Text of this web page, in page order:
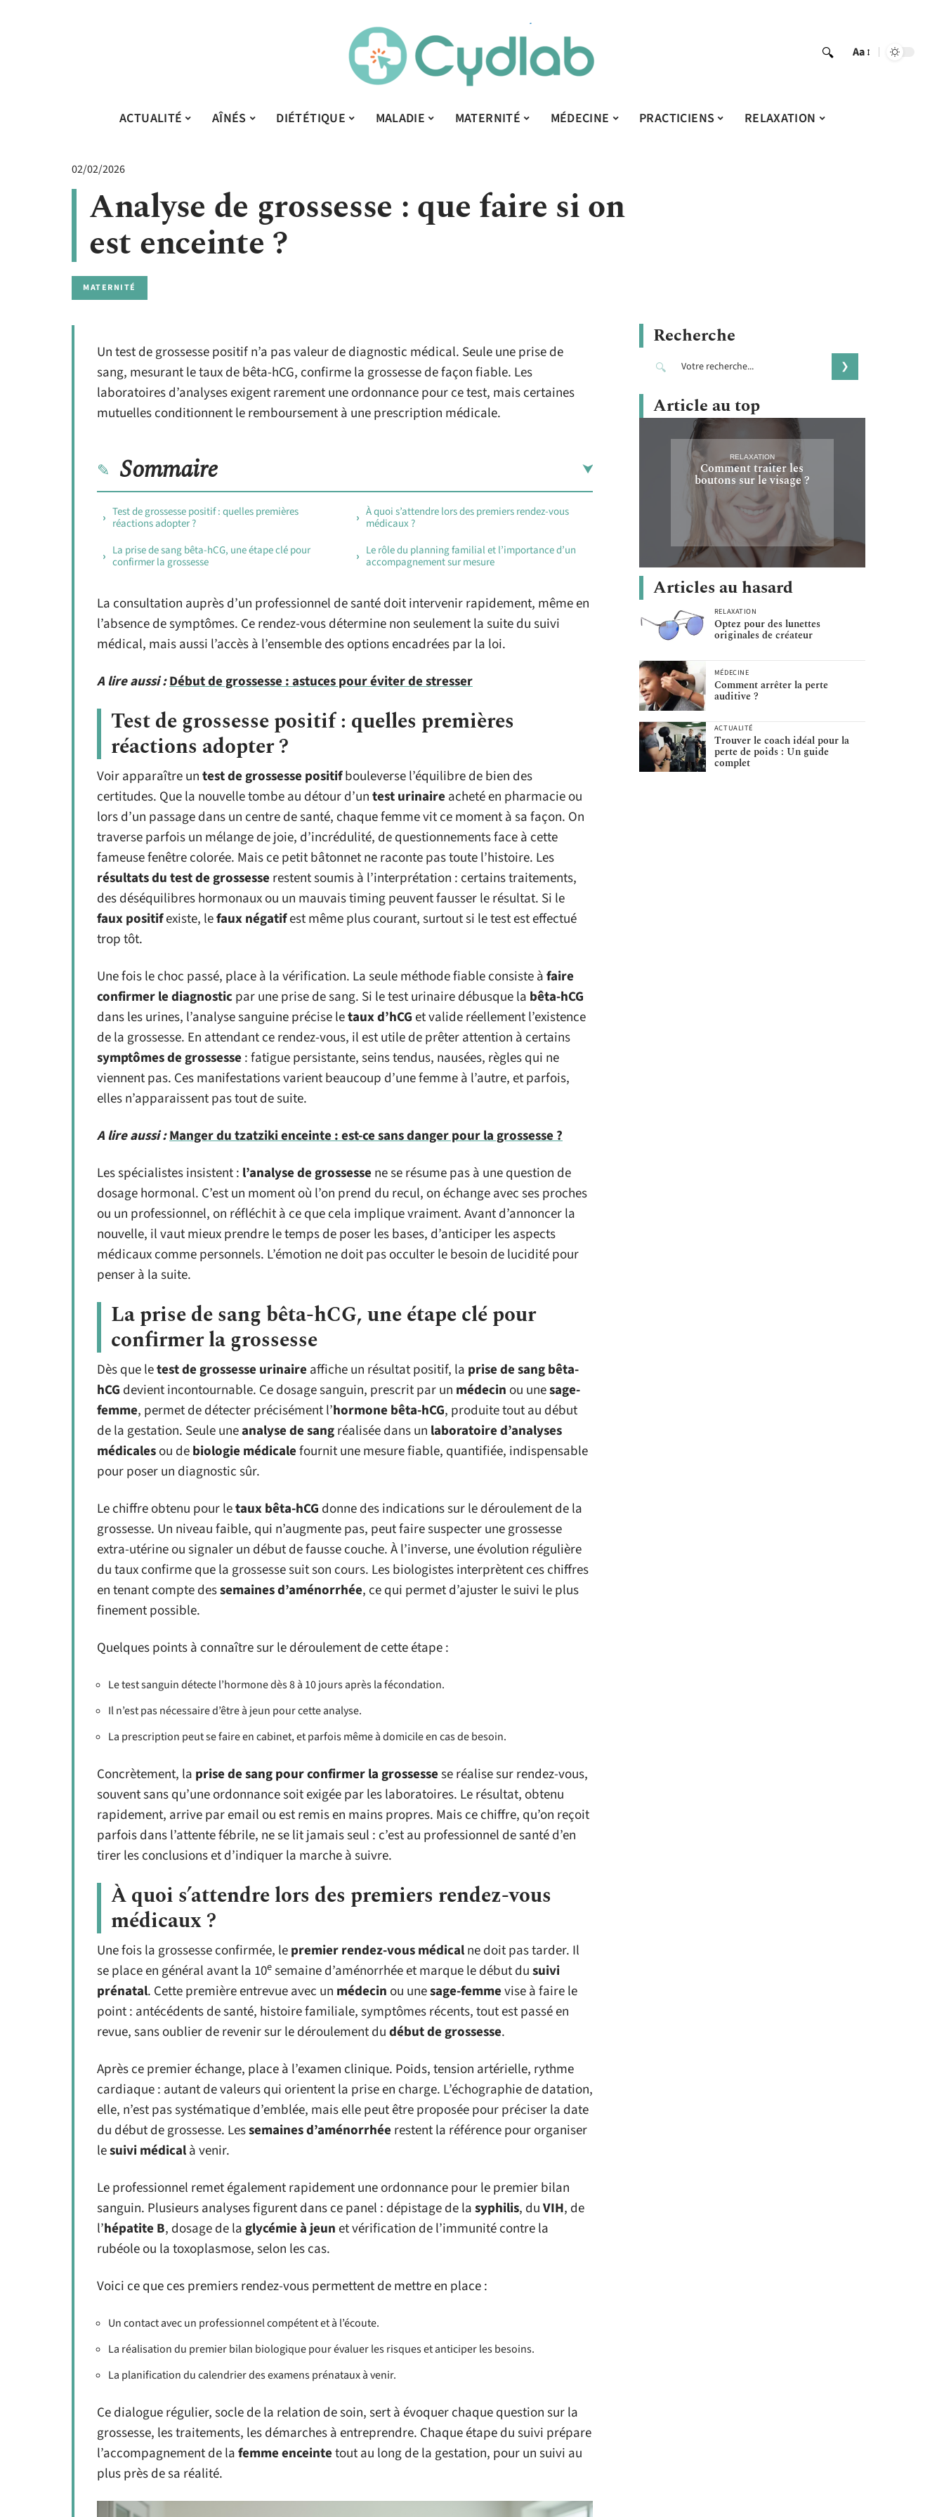
Aa
ACTUALITÉ AÎNÉS DIÉTÉTIQUE MALADIE MATERNITÉ MÉDECINE PRACTICIENS RELAXATION
02/02/2026
Analyse de grossesse : que faire si on
est enceinte ?
MATERNITÉ
Un test de grossesse positif n’a pas valeur de diagnostic médical. Seule une prise de
sang, mesurant le taux de bêta-hCG, confirme la grossesse de façon fiable. Les
laboratoires d’analyses exigent rarement une ordonnance pour ce test, mais certaines
mutuelles conditionnent le remboursement à une prescription médicale.
Sommaire
Test de grossesse positif : quelles premières
réactions adopter ?
La prise de sang bêta-hCG, une étape clé pour
confirmer la grossesse
À quoi s’attendre lors des premiers rendez-vous
médicaux ?
Le rôle du planning familial et l’importance d’un
accompagnement sur mesure
La consultation auprès d’un professionnel de santé doit intervenir rapidement, même en
l’absence de symptômes. Ce rendez-vous détermine non seulement la suite du suivi
médical, mais aussi l’accès à l’ensemble des options encadrées par la loi.
A lire aussi :Début de grossesse : astuces pour éviter de stresser
Test de grossesse positif : quelles premières
réactions adopter ?
Voir apparaître untest de grossesse positifbouleverse l’équilibre de bien des
certitudes. Que la nouvelle tombe au détour d’untest urinaire acheté en pharmacie ou
lors d’un passage dans un centre de santé, chaque femme vit ce moment à sa façon. On
traverse parfois un mélange de joie, d’incrédulité, de questionnements face à cette
fameuse fenêtre colorée. Mais ce petit bâtonnet ne raconte pas toute l’histoire. Les
résultats du test de grossesse restent soumis à l’interprétation : certains traitements,
des déséquilibres hormonaux ou un mauvais timing peuvent fausser le résultat. Si le
faux positifexiste, lefaux négatifest même plus courant, surtout si le test est effectué
trop tôt.
Une fois le choc passé, place à la vérification. La seule méthode fiable consiste àfaire
confirmer le diagnosticpar une prise de sang. Si le test urinaire débusque la bêta-hCG
dans les urines, l’analyse sanguine précise letaux d’hCGet valide réellement l’existence
de la grossesse. En attendant ce rendez-vous, il est utile de prêter attention à certains
symptômes de grossesse : fatigue persistante, seins tendus, nausées, règles qui ne
viennent pas. Ces manifestations varient beaucoup d’une femme à l’autre, et parfois,
elles n’apparaissent pas tout de suite.
A lire aussi :Manger du tzatziki enceinte : est-ce sans danger pour la grossesse ?
Les spécialistes insistent : l’analyse de grossesse ne se résume pas à une question de
dosage hormonal. C’est un moment où l’on prend du recul, on échange avec ses proches
ou un professionnel, on réfléchit à ce que cela implique vraiment. Avant d’annoncer la
nouvelle, il vaut mieux prendre le temps de poser les bases, d’anticiper les aspects
médicaux comme personnels. L’émotion ne doit pas occulter le besoin de lucidité pour
penser à la suite.
La prise de sang bêta-hCG, une étape clé pour
confirmer la grossesse
Dès que letest de grossesse urinaire affiche un résultat positif, la prise de sang bêta-
hCG devient incontournable. Ce dosage sanguin, prescrit par un médecin ou unesage-
femme, permet de détecter précisément l’hormone bêta-hCG, produite tout au début
de la gestation. Seule uneanalyse de sangréalisée dans un laboratoire d’analyses
médicalesou debiologie médicalefournit une mesure fiable, quantifiée, indispensable
pour poser un diagnostic sûr.
Le chiffre obtenu pour letaux bêta-hCG donne des indications sur le déroulement de la
grossesse. Un niveau faible, qui n’augmente pas, peut faire suspecter une grossesse
extra-utérine ou signaler un début de fausse couche. À l’inverse, une évolution régulière
du taux confirme que la grossesse suit son cours. Les biologistes interprètent ces chiffres
en tenant compte dessemaines d’aménorrhée, ce qui permet d’ajuster le suivi le plus
finement possible.
Quelques points à connaître sur le déroulement de cette étape :
Le test sanguin détecte l’hormone dès 8 à 10 jours après la fécondation.
Il n’est pas nécessaire d’être à jeun pour cette analyse.
La prescription peut se faire en cabinet, et parfois même à domicile en cas de besoin.
Concrètement, la prise de sang pour confirmer la grossessese réalise sur rendez-vous,
souvent sans qu’une ordonnance soit exigée par les laboratoires. Le résultat, obtenu
rapidement, arrive par email ou est remis en mains propres. Mais ce chiffre, qu’on reçoit
parfois dans l’attente fébrile, ne se lit jamais seul : c’est au professionnel de santé d’en
tirer les conclusions et d’indiquer la marche à suivre.
À quoi s’attendre lors des premiers rendez-vous
médicaux ?
Une fois la grossesse confirmée, lepremier rendez-vous médicalne doit pas tarder. Il
se place en général avant la 10esemaine d’aménorrhée et marque le début dusuivi
prénatal. Cette première entrevue avec un médecin ou unesage-femmevise à faire le
point : antécédents de santé, histoire familiale, symptômes récents, tout est passé en
revue, sans oublier de revenir sur le déroulement dudébut de grossesse.
Après ce premier échange, place à l’examen clinique. Poids, tension artérielle, rythme
cardiaque : autant de valeurs qui orientent la prise en charge. L’échographie de datation,
elle, n’est pas systématique d’emblée, mais elle peut être proposée pour préciser la date
du début de grossesse. Lessemaines d’aménorrhée restent la référence pour organiser
lesuivi médicalà venir.
Le professionnel remet également rapidement une ordonnance pour le premier bilan
sanguin. Plusieurs analyses figurent dans ce panel : dépistage de lasyphilis, duVIH, de
l’hépatite B, dosage de laglycémie à jeunet vérification de l’immunité contre la
rubéole ou la toxoplasmose, selon les cas.
Voici ce que ces premiers rendez-vous permettent de mettre en place :
Un contact avec un professionnel compétent et à l’écoute.
La réalisation du premier bilan biologique pour évaluer les risques et anticiper les besoins.
La planification du calendrier des examens prénataux à venir.
Ce dialogue régulier, socle de la relation de soin, sert à évoquer chaque question sur la
grossesse, les traitements, les démarches à entreprendre. Chaque étape du suivi prépare
l’accompagnement de lafemme enceintetout au long de la gestation, pour un suivi au
plus près de sa réalité.
Recherche
Article au top
RELAXATION
Comment traiter les
boutons sur le visage ?
Articles au hasard
RELAXATION
Optez pour des lunettes
originales de créateur
MÉDECINE
Comment arrêter la perte
auditive ?
ACTUALITÉ
Trouver le coach idéal pour la
perte de poids : Un guide
complet